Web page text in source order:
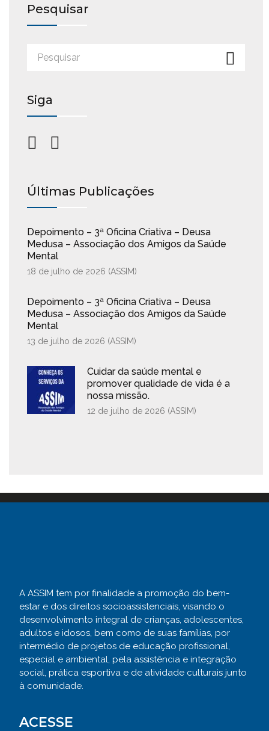
Pesquisar
Siga
Últimas Publicações
Depoimento – 3ª Oficina Criativa – Deusa
Medusa – Associação dos Amigos da Saúde
Mental
18 de julho de 2026 (ASSIM)
Depoimento – 3ª Oficina Criativa – Deusa
Medusa – Associação dos Amigos da Saúde
Mental
13 de julho de 2026 (ASSIM)
Cuidar da saúde mental e
promover qualidade de vida é a
nossa missão.
12 de julho de 2026 (ASSIM)
A ASSIM tem por finalidade a promoção do bem-
estar e dos direitos socioassistenciais, visando o
desenvolvimento integral de crianças, adolescentes,
adultos e idosos, bem como de suas famílias, por
intermédio de projetos de educação profissional,
especial e ambiental, pela assistência e integração
social, prática esportiva e de atividade culturais junto
à comunidade.
ACESSE